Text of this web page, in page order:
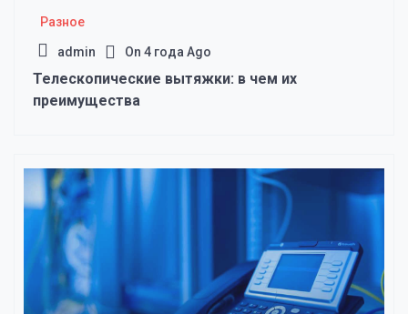
Разное
admin On 4 года Ago
Телескопические вытяжки: в чем их
преимущества